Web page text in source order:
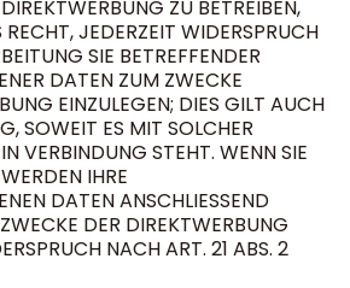
ZU BETREIBEN,
JEDERZEIT WIDERSPRUCH
SIE BETREFFENDER
DATEN ZUM ZWECKE
EINZULEGEN; DIES GILT AUCH
SOWEIT ES MIT SOLCHER
VERBINDUNG STEHT. WENN SIE
IHRE
DATEN ANSCHLIESSEND
DER DIREKTWERBUNG
NACH ART. 21 ABS. 2